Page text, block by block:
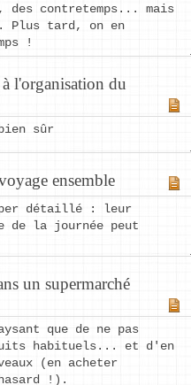
des contretemps... mais
Plus tard, on en
!
l'organisation du
sûr
ensemble
détaillé : leur
de la journée peut
un supermarché
que de ne pas
habituels... et d'en
(en acheter
!).